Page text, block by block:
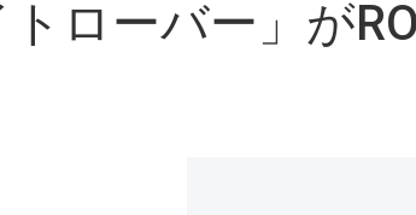
ローバー」が